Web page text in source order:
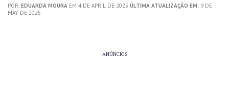
POR: EDUARDA MOURA EM 4 DE APRIL DE 2025 ÚLTIMA ATUALIZAÇÃO EM: 9 DE
MAY DE 2025
ANÚNCIOS